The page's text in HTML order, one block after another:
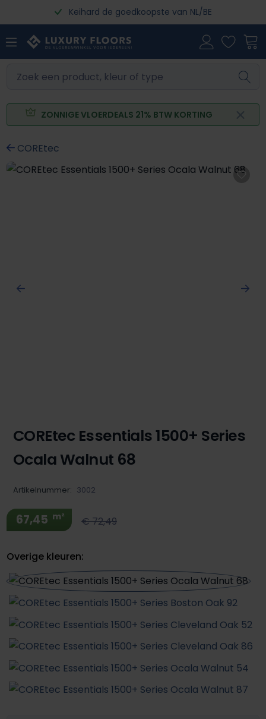
Ga naar de hoofdinhoudKeihard de goedkoopste van NL/BE
ZONNIGE VLOERDEALS 21% BTW KORTING
COREtec
Afbeeldingengalerij overslaan
COREtec Essentials 1500+ Series
Ocala Walnut 68
Artikelnummer: 3002
67,45 m² € 72,49
Overige kleuren: